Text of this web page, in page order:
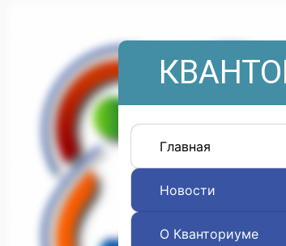
Главная
Новости
О Кванториуме